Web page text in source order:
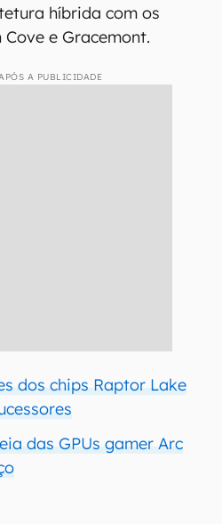
híbrida com os
e Gracemont.
A PUBLICIDADE
dos chips Raptor Lake
das GPUs gamer Arc